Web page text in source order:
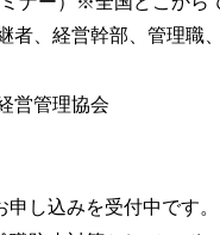
者、経営幹部、管理職
営管理協会
し込みを受付中です。